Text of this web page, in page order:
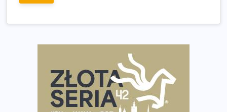
wybiera wyzwanie trzech największych maratonów w
Praska 5k Run gospodarzem Mistrzostw Polski
Największy Bieg Powstania Warszawskiego w historii.
Ponad 12 tysięcy uczestników pobiegło dla Bohaterów!
Tętno vs tempo – czym kierować się w bieganiu?